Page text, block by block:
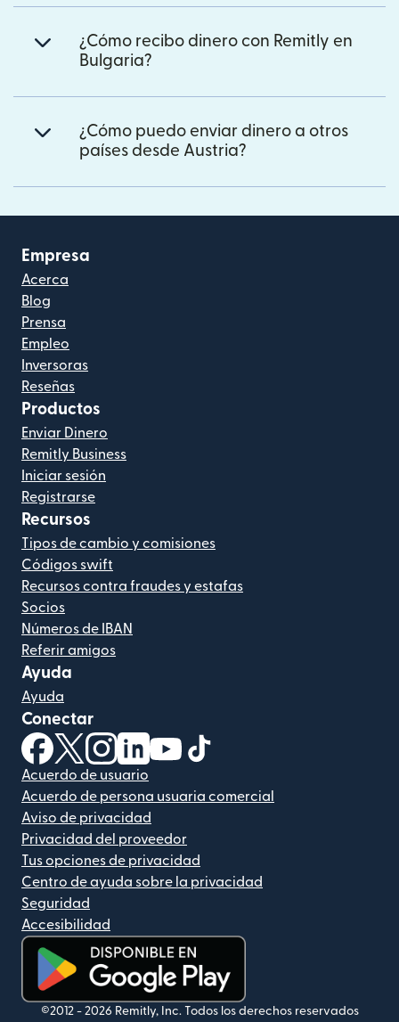
¿Cómo recibo dinero con Remitly en
Bulgaria?
¿Cómo puedo enviar dinero a otros
países desde Austria?
Empresa
Acerca
Blog
Prensa
Empleo
Inversoras
Reseñas
Productos
Enviar Dinero
Remitly Business
Iniciar sesión
Registrarse
Recursos
Tipos de cambio y comisiones
Códigos swift
Recursos contra fraudes y estafas
Socios
Números de IBAN
Referir amigos
Ayuda
Ayuda
Conectar
(se abre en una ventana nueva)
(se abre en una ventana nueva)
(se abre en una ventana nueva)
(se abre en una ventana nueva)
(se abre en una ventana nueva)
Acuerdo de usuario
Acuerdo de persona usuaria comercial
Aviso de privacidad
Privacidad del proveedor
Tus opciones de privacidad
Centro de ayuda sobre la privacidad
Seguridad
Accesibilidad
(se abre en una ventana nueva)
©2012 - 2026 Remitly, Inc. Todos los derechos reservados